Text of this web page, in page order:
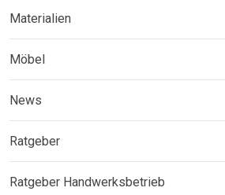
Materialien
Möbel
News
Ratgeber
Ratgeber Handwerksbetrieb